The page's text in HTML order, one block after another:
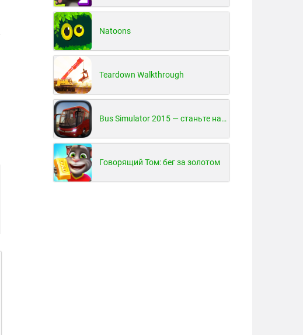
Natoons
Teardown Walkthrough
Bus Simulator 2015 — станьте настоящим водителем автобуса!
Говорящий Том: бег за золотом